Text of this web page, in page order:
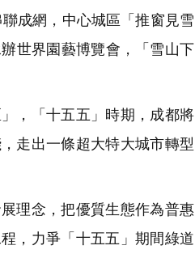
成網，中心城區「推窗見雪
世界園藝博覽會，「雪山下
，「十五五」時期，成都將
走出一條超大特大城市轉型
理念，把優質生態作為普惠
，力爭「十五五」期間綠道